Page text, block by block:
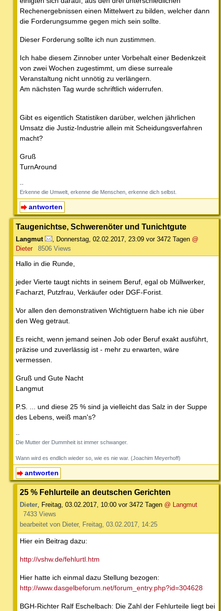
Rechenergebnissen einen Mittelwert zu bilden, welcher dann
die Forderungsumme gegen mich sein sollte.
Dieser Forderung sollte ich nun zustimmen.
Ich habe diesem Zinnober unter Vorbehalt einer Bedenkzeit
von zwei Wochen zugestimmt, um diese surreale
Veranstaltung nicht unnötig zu verlängern.
Am nächsten Tag wurde schriftlich widerrufen.
Gibt es eigentlich Statistiken darüber, welchen jährlichen
Umsatz die Justiz-Industrie allein mit Scheidungsverfahren
macht?
Gruß
TurnAround
--
Erkenne die Umwelt, erkenne die Menschen, erkenne dich selbst.
antworten
Taugenichtse, Schwerenöter und Tunichtgute
Langmut Donnerstag, 02.02.2017, 23:09 vor 3472 Tagen @
Dieter
8506 Views
Hallo in die Runde,
jeder Vierte taugt nichts in seinem Beruf, egal ob Müllwerker,
Facharzt, Putzfrau, Verkäufer oder DGF-Forist.
Vor allen den demonstrativen Wichtigtuern habe ich nie über
den Weg getraut.
Es reicht, wenn jemand seinen Job oder Beruf exakt ausführt,
präzise und zuverlässig ist - mehr zu erwarten, wäre
vermessen.
Gruß und Gute Nacht
Langmut
P.S. ... und diese 25 % sind ja vielleicht das Salz in der Suppe
des Lebens, weiß man's?
--
Die Mutter der Dummheit ist immer schwanger.
Wann wird es endlich wieder so, wie es nie war. (Joachim Meyerhoff)
antworten
25 % Fehlurteile an deutschen Gerichten
Dieter, Freitag, 03.02.2017, 10:00 vor 3472 Tagen @ Langmut
7433 Views
bearbeitet von Dieter, Freitag, 03.02.2017, 14:25
Hier ein Beitrag dazu:
http://vshw.de/fehlurtl.htm
Hier hatte ich einmal dazu Stellung bezogen:
http://www.dasgelbeforum.net/forum_entry.php?id=304628
BGH-Richter Ralf Eschelbach: Die Zahl der Fehlurteile liegt bei